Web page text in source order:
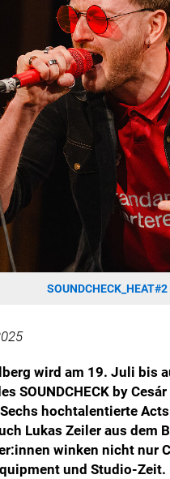
SOUNDCHECK_HEAT#2
wird am 19. Juli bis
SOUNDCHECK by
hochtalentierte
Lukas Zeiler aus dem
winken nicht nur
und Studio-